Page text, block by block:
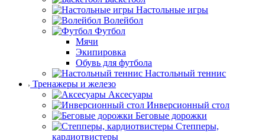
Настольные игры
Волейбол
Футбол
Мячи
Экипировка
Обувь для футбола
Настольный теннис
Тренажеры и железо
Аксесуары
Инверсионный стол
Беговые дорожки
Степперы,
кардиотвистеры